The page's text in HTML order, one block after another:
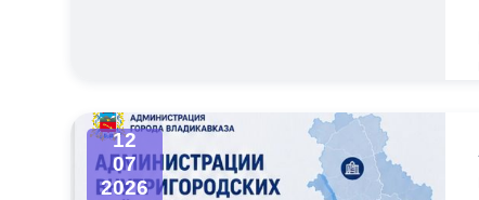
12
07
2026